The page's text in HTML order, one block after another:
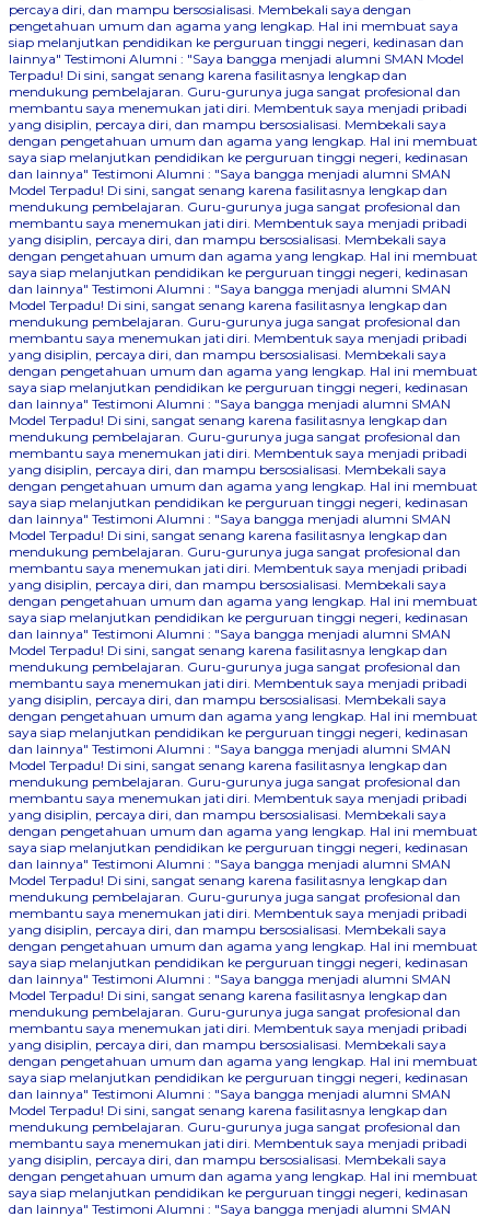
percaya diri, dan mampu bersosialisasi. Membekali saya dengan
pengetahuan umum dan agama yang lengkap. Hal ini membuat saya
siap melanjutkan pendidikan ke perguruan tinggi negeri, kedinasan dan
lainnya" Testimoni Alumni : "Saya bangga menjadi alumni SMAN Model
Terpadu! Di sini, sangat senang karena fasilitasnya lengkap dan
mendukung pembelajaran. Guru-gurunya juga sangat profesional dan
membantu saya menemukan jati diri. Membentuk saya menjadi pribadi
yang disiplin, percaya diri, dan mampu bersosialisasi. Membekali saya
dengan pengetahuan umum dan agama yang lengkap. Hal ini membuat
saya siap melanjutkan pendidikan ke perguruan tinggi negeri, kedinasan
dan lainnya" Testimoni Alumni : "Saya bangga menjadi alumni SMAN
Model Terpadu! Di sini, sangat senang karena fasilitasnya lengkap dan
mendukung pembelajaran. Guru-gurunya juga sangat profesional dan
membantu saya menemukan jati diri. Membentuk saya menjadi pribadi
yang disiplin, percaya diri, dan mampu bersosialisasi. Membekali saya
dengan pengetahuan umum dan agama yang lengkap. Hal ini membuat
saya siap melanjutkan pendidikan ke perguruan tinggi negeri, kedinasan
dan lainnya" Testimoni Alumni : "Saya bangga menjadi alumni SMAN
Model Terpadu! Di sini, sangat senang karena fasilitasnya lengkap dan
mendukung pembelajaran. Guru-gurunya juga sangat profesional dan
membantu saya menemukan jati diri. Membentuk saya menjadi pribadi
yang disiplin, percaya diri, dan mampu bersosialisasi. Membekali saya
dengan pengetahuan umum dan agama yang lengkap. Hal ini membuat
saya siap melanjutkan pendidikan ke perguruan tinggi negeri, kedinasan
dan lainnya" Testimoni Alumni : "Saya bangga menjadi alumni SMAN
Model Terpadu! Di sini, sangat senang karena fasilitasnya lengkap dan
mendukung pembelajaran. Guru-gurunya juga sangat profesional dan
membantu saya menemukan jati diri. Membentuk saya menjadi pribadi
yang disiplin, percaya diri, dan mampu bersosialisasi. Membekali saya
dengan pengetahuan umum dan agama yang lengkap. Hal ini membuat
saya siap melanjutkan pendidikan ke perguruan tinggi negeri, kedinasan
dan lainnya" Testimoni Alumni : "Saya bangga menjadi alumni SMAN
Model Terpadu! Di sini, sangat senang karena fasilitasnya lengkap dan
mendukung pembelajaran. Guru-gurunya juga sangat profesional dan
membantu saya menemukan jati diri. Membentuk saya menjadi pribadi
yang disiplin, percaya diri, dan mampu bersosialisasi. Membekali saya
dengan pengetahuan umum dan agama yang lengkap. Hal ini membuat
saya siap melanjutkan pendidikan ke perguruan tinggi negeri, kedinasan
dan lainnya" Testimoni Alumni : "Saya bangga menjadi alumni SMAN
Model Terpadu! Di sini, sangat senang karena fasilitasnya lengkap dan
mendukung pembelajaran. Guru-gurunya juga sangat profesional dan
membantu saya menemukan jati diri. Membentuk saya menjadi pribadi
yang disiplin, percaya diri, dan mampu bersosialisasi. Membekali saya
dengan pengetahuan umum dan agama yang lengkap. Hal ini membuat
saya siap melanjutkan pendidikan ke perguruan tinggi negeri, kedinasan
dan lainnya" Testimoni Alumni : "Saya bangga menjadi alumni SMAN
Model Terpadu! Di sini, sangat senang karena fasilitasnya lengkap dan
mendukung pembelajaran. Guru-gurunya juga sangat profesional dan
membantu saya menemukan jati diri. Membentuk saya menjadi pribadi
yang disiplin, percaya diri, dan mampu bersosialisasi. Membekali saya
dengan pengetahuan umum dan agama yang lengkap. Hal ini membuat
saya siap melanjutkan pendidikan ke perguruan tinggi negeri, kedinasan
dan lainnya" Testimoni Alumni : "Saya bangga menjadi alumni SMAN
Model Terpadu! Di sini, sangat senang karena fasilitasnya lengkap dan
mendukung pembelajaran. Guru-gurunya juga sangat profesional dan
membantu saya menemukan jati diri. Membentuk saya menjadi pribadi
yang disiplin, percaya diri, dan mampu bersosialisasi. Membekali saya
dengan pengetahuan umum dan agama yang lengkap. Hal ini membuat
saya siap melanjutkan pendidikan ke perguruan tinggi negeri, kedinasan
dan lainnya" Testimoni Alumni : "Saya bangga menjadi alumni SMAN
Model Terpadu! Di sini, sangat senang karena fasilitasnya lengkap dan
mendukung pembelajaran. Guru-gurunya juga sangat profesional dan
membantu saya menemukan jati diri. Membentuk saya menjadi pribadi
yang disiplin, percaya diri, dan mampu bersosialisasi. Membekali saya
dengan pengetahuan umum dan agama yang lengkap. Hal ini membuat
saya siap melanjutkan pendidikan ke perguruan tinggi negeri, kedinasan
dan lainnya" Testimoni Alumni : "Saya bangga menjadi alumni SMAN
Model Terpadu! Di sini, sangat senang karena fasilitasnya lengkap dan
mendukung pembelajaran. Guru-gurunya juga sangat profesional dan
membantu saya menemukan jati diri. Membentuk saya menjadi pribadi
yang disiplin, percaya diri, dan mampu bersosialisasi. Membekali saya
dengan pengetahuan umum dan agama yang lengkap. Hal ini membuat
saya siap melanjutkan pendidikan ke perguruan tinggi negeri, kedinasan
dan lainnya" Testimoni Alumni : "Saya bangga menjadi alumni SMAN